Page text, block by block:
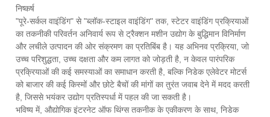
निष्कर्ष
"पूरे-सर्कल वाइंडिंग" से "ब्लॉक-स्टाइल वाइंडिंग" तक, स्टेटर वाइंडिंग प्रक्रियाओं
का तकनीकी परिवर्तन अनिवार्य रूप से ट्रैक्शन मशीन उद्योग के बुद्धिमान विनिर्माण
और लचीले उत्पादन की ओर संक्रमण का प्रतिबिंब है। यह अभिनव प्रक्रिया, जो
उच्च परिशुद्धता, उच्च दक्षता और कम लागत को जोड़ती है, न केवल पारंपरिक
प्रक्रियाओं की कई समस्याओं का समाधान करती है, बल्कि निडेक एलेवेटर मोटर्स
को बाजार की कई किस्मों और छोटे बैचों की मांगों का तुरंत जवाब देने में मदद करती
है, जिससे भयंकर उद्योग प्रतिस्पर्धा में पहल की जा सकती है।
भविष्य में, औद्योगिक इंटरनेट ऑफ थिंग्स तकनीक के एकीकरण के साथ, निडेक